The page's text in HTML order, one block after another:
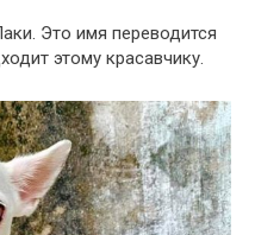
Это имя переводится
этому красавчику.